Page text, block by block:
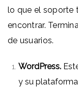
lo que el soporte
encontrar.
de usuarios.
WordPress.
y su